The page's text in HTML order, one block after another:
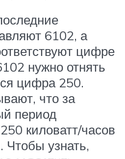
6102, а
цифре
нужно отнять
цифра 250.
что за
период
киловатт/часов
Чтобы узнать,